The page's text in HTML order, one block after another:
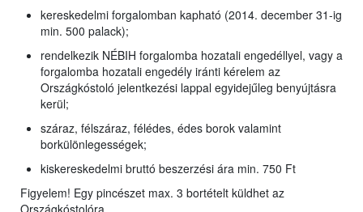
kereskedelmi forgalomban kapható (2014. december 31-ig
min. 500 palack);
rendelkezik NÉBIH forgalomba hozatali engedéllyel, vagy a
forgalomba hozatali engedély iránti kérelem az
Országkóstoló jelentkezési lappal egyidejűleg benyújtásra
kerül;
száraz, félszáraz, félédes, édes borok valamint
borkülönlegességek;
kiskereskedelmi bruttó beszerzési ára min. 750 Ft
Figyelem! Egy pincészet max. 3 bortételt küldhet az